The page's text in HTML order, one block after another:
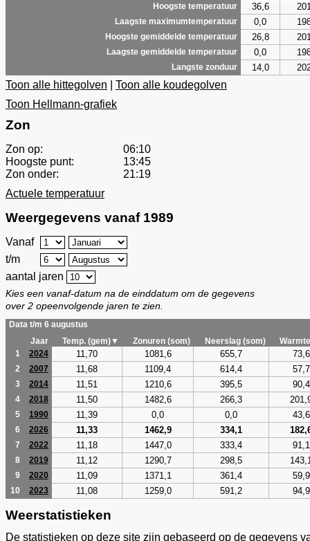
Hoogste temperatuur
36,6
Laagste maximumtemperatuur 0,0
Hoogste gemiddelde temperatuur 26,8
Laagste gemiddelde temperatuur 0,0
Langste zonduur 14,0
Toon alle hittegolven
Toon alle koudegolven
Toon Hellmann-grafiek
Zon
Zon op:
06:10
Hoogste punt:
13:45
Zon onder:
21:19
Actuele temperatuur
Weergegevens vanaf 1989
Vanaf
t/m
aantal jaren
Kies een vanaf-datum na de einddatum om de gegevens
over 2 opeenvolgende jaren te zien.
Data t/m 6 augustus
Jaar
Temp. (gem)▼ Zonuren (som) Neerslag (som)
1
2024 11,70 1081,6 655,7 73,6
2 2007 11,68 1109,4 614,4 57,7
3 2014 11,51 1210,6 395,5 90,4
4 2018 11,50 1482,6 266,3
5 1990 11,39 0,0 0,0 43,6
6 2026 11,33 1462,9 334,1
7 2022 11,18 1447,0 333,4 91,1
8 2019 11,12 1290,7 298,5
9 2020 11,09 1371,1 361,4 59,9
10 2023 11,08 1259,0 591,2 94,9
Weerstatistieken
De statistieken op deze site zijn gebaseerd op de gegevens